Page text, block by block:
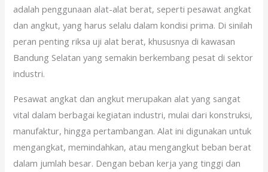
adalah penggunaan alat-alat berat, seperti pesawat angkat
dan angkut, yang harus selalu dalam kondisi prima. Di sinilah
peran penting riksa uji alat berat, khususnya di kawasan
Bandung Selatan yang semakin berkembang pesat di sektor
industri.
Pesawat angkat dan angkut merupakan alat yang sangat
vital dalam berbagai kegiatan industri, mulai dari konstruksi,
manufaktur, hingga pertambangan. Alat ini digunakan untuk
mengangkat, memindahkan, atau mengangkut beban berat
dalam jumlah besar. Dengan beban kerja yang tinggi dan